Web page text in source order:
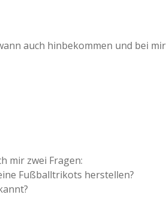
auch hinbekommen und bei
mir zwei Fragen:
Fußballtrikots herstellen?